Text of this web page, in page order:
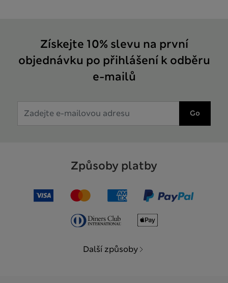
Získejte 10% slevu na první
objednávku po přihlášení k odběru
e-mailů
Go
Způsoby platby
Další způsoby